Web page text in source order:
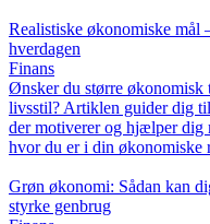
Realistiske økonomiske mål
hverdagen
Finans
Ønsker du større økonomisk
livsstil? Artiklen guider dig
der motiverer og hjælper dig
hvor du er i din økonomiske
Grøn økonomi: Sådan kan
styrke genbrug